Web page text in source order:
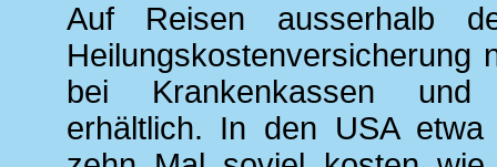
Auf Reisen ausserhalb
bei Krankenkassen und
erhältlich. In den USA